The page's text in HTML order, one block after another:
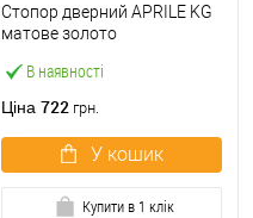
В наявності
Стопор дверний APRILE KG
матове золото
Ціна 722 грн.
У кошик
Купити в 1 клік